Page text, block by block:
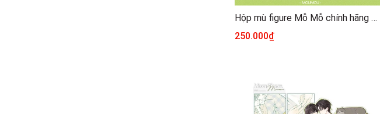
Hộp mù figure Mỗ Mỗ chính hãng Mẫu 1
250.000₫